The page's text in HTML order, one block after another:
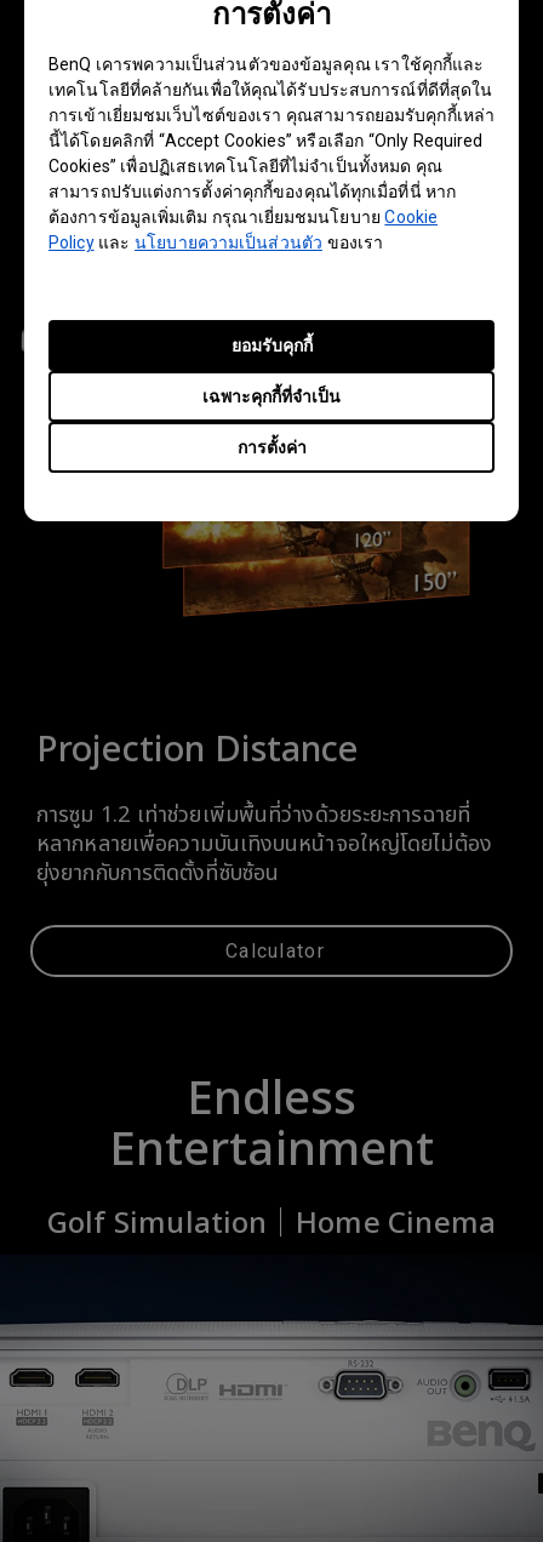
การตั้งค่า
BenQ เคารพความเป็นส่วนตัวของข้อมูลคุณ เราใช้คุกกี้และ
เทคโนโลยีที่คล้ายกันเพื่อให้คุณได้รับประสบการณ์ที่ดีที่สุดใน
การเข้าเยี่ยมชมเว็บไซต์ของเรา คุณสามารถยอมรับคุกกี้เหล่า
นี้ได้โดยคลิกที่ “Accept Cookies” หรือเลือก “Only Required
Cookies” เพื่อปฏิเสธเทคโนโลยีที่ไม่จำเป็นทั้งหมด คุณ
สามารถปรับแต่งการตั้งค่าคุกกี้ของคุณได้ทุกเมื่อที่นี่ หาก
ต้องการข้อมูลเพิ่มเติม กรุณาเยี่ยมชมนโยบายCookie
Policyและนโยบายความเป็นส่วนตัว ของเรา
การตั้งค่า
เฉพาะคุกกี้ที่จำเป็น
ยอมรับคุกกี้
Projection Distance
การซูม 1.2 เท่าช่วยเพิ่มพื้นที่ว่างด้วยระยะการฉายที่
หลากหลายเพื่อความบันเทิงบนหน้าจอใหญ่โดยไม่ต้อง
ยุ่งยากกับการติดตั้งที่ซับซ้อน
Calculator
Endless
Entertainment
Golf Simulation｜Home Cinema